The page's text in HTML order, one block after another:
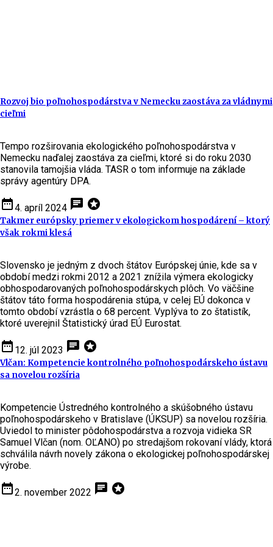
Rozvoj bio poľnohospodárstva v Nemecku zaostáva za vládnymi
cieľmi
Tempo rozširovania ekologického poľnohospodárstva v
Nemecku naďalej zaostáva za cieľmi, ktoré si do roku 2030
stanovila tamojšia vláda. TASR o tom informuje na základe
správy agentúry DPA.
date_range4. apríl 2024 chat stars
Takmer európsky priemer v ekologickom hospodárení – ktorý
však rokmi klesá
Slovensko je jedným z dvoch štátov Európskej únie, kde sa v
období medzi rokmi 2012 a 2021 znížila výmera ekologicky
obhospodarovaných poľnohospodárskych plôch. Vo väčšine
štátov táto forma hospodárenia stúpa, v celej EÚ dokonca v
tomto období vzrástla o 68 percent. Vyplýva to zo štatistík,
ktoré uverejnil Štatistický úrad EÚ Eurostat.
date_range 12. júl 2023 chat stars
Vlčan: Kompetencie kontrolného poľnohospodárskeho ústavu
sa novelou rozšíria
Kompetencie Ústredného kontrolného a skúšobného ústavu
poľnohospodárskeho v Bratislave (ÚKSUP) sa novelou rozšíria.
Uviedol to minister pôdohospodárstva a rozvoja vidieka SR
Samuel Vlčan (nom. OĽANO) po stredajšom rokovaní vlády, ktorá
schválila návrh novely zákona o ekologickej poľnohospodárskej
výrobe.
date_range2. november 2022 chat stars